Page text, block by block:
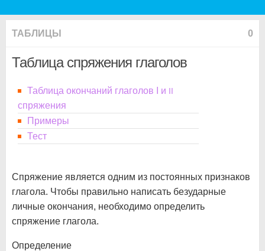
ТАБЛИЦЫ 0
Таблица спряжения глаголов
Таблица окончаний глаголов I и II
спряжения
Примеры
Тест
Спряжение является одним из постоянных признаков
глагола. Чтобы правильно написать безударные
личные окончания, необходимо определить
спряжение глагола.
Определение